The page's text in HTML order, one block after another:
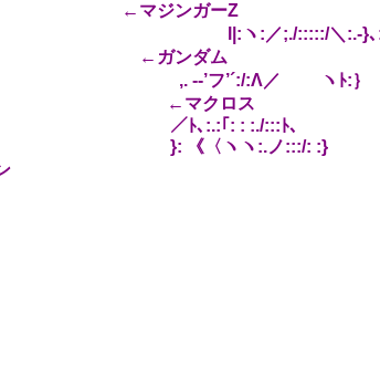
マジンガーZ
:／;./:::::/＼:.-}､:.ゝ::::{
ガンダム
-‐’フ’´:/:Λ／ ヽﾄ:｝ゝ
←マクロス
､:.:｢: : :./:::ﾄ､ ヽ:::::::;ゝ
〈ヽヽ:.ノ:::/: :} }／: ト､